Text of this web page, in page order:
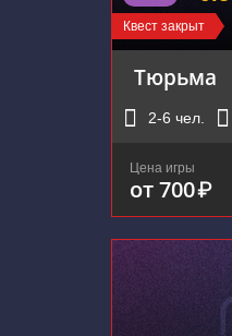
Квест закрыт
Тюрьма
2-6 чел.
Цена игры
от 700₽